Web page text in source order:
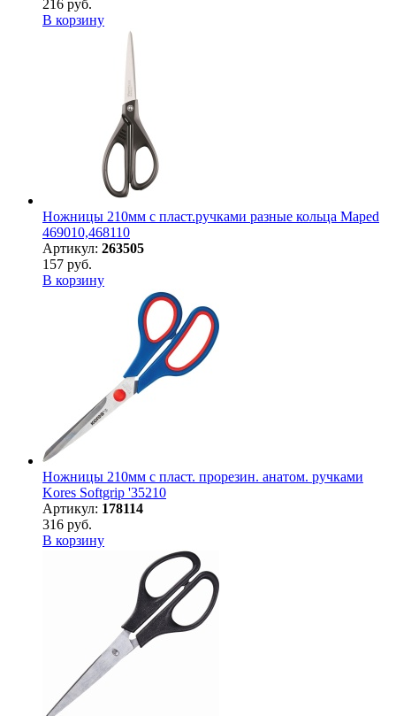
216 руб.
В корзину
Ножницы 210мм с пласт.ручками разные кольца Maped
469010,468110
Артикул: 263505
157 руб.
В корзину
Ножницы 210мм с пласт. прорезин. анатом. ручками
Kores Softgrip '35210
Артикул: 178114
316 руб.
В корзину